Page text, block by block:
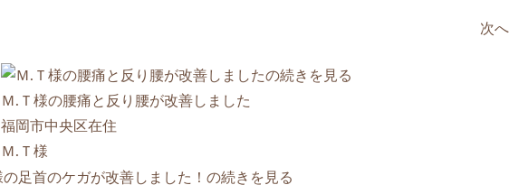
次へ
Ｍ.Ｔ様の腰痛と反り腰が改善しました
福岡市中央区在住
Ｍ.Ｔ様